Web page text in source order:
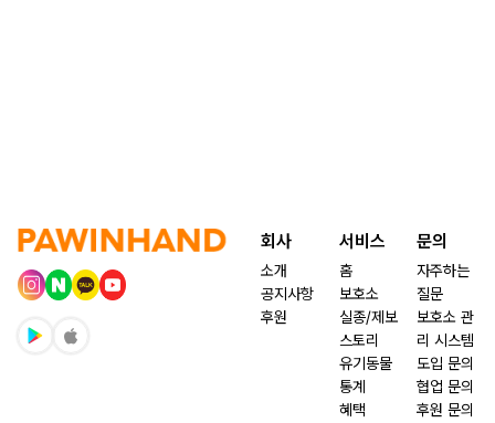
회사
소개
공지사항
후원
서비스
홈
보호소
실종/제보
스토리
유기동물
통계
혜택
문의
자주하는
질문
보호소 관
리 시스템
도입 문의
협업 문의
후원 문의